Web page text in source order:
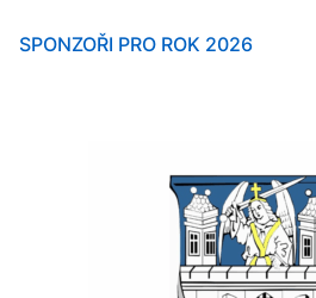
SPONZOŘI PRO ROK 2026